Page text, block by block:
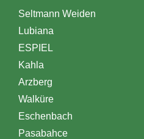
Seltmann Weiden
Lubiana
ESPIEL
Kahla
Arzberg
Walküre
Eschenbach
Pasabahce